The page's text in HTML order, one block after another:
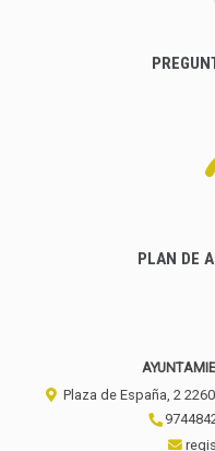
PLAN DE
Plaza de España, 2